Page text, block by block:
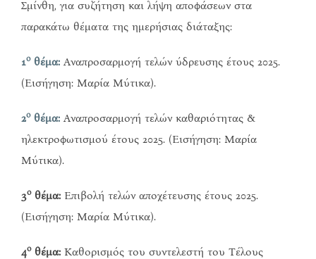
Σμίνθη, για συζήτηση και λήψη αποφάσεων στα
παρακάτω θέματα της ημερήσιας διάταξης:
1οθέμα: Αναπροσαρμογή τελών ύδρευσης έτους 2025.
(Εισήγηση: Μαρία Μύτικα).
2οθέμα: Αναπροσαρμογή τελών καθαριότητας &
ηλεκτροφωτισμού έτους 2025. (Εισήγηση: Μαρία
Μύτικα).
3οθέμα: Επιβολή τελών αποχέτευσης έτους 2025.
(Εισήγηση: Μαρία Μύτικα).
4οθέμα: Καθορισμός του συντελεστή του Τέλους